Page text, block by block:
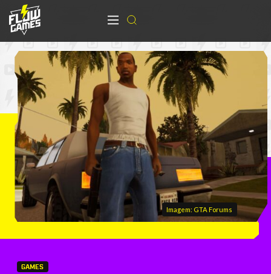
Imagem: GTA Forums
GAMES